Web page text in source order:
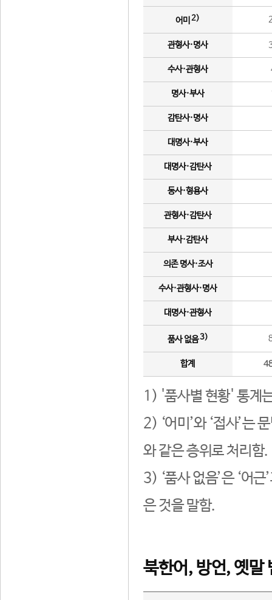
어미 2)
관형사·명사
수사·관형사
명사·부사
감탄사·명사
대명사·부사
대명사·감탄사
동사·형용사
관형사·감탄사
부사·감탄사
의존 명사·조사
수사·관형사·명사
대명사·관형사
품사 없음3)
합계
1) '품사별 현황' 통계
2) ‘어미’와 ‘접사’는
와 같은 층위로 처리함.
3) ‘품사 없음’은 ‘어
은 것을 말함.
북한어, 방언, 옛말